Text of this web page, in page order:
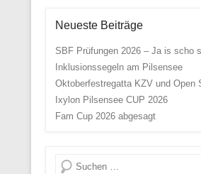
Neueste Beiträge
SBF Prüfungen 2026 – Ja is scho
Inklusionssegeln am Pilsensee
Oktoberfestregatta KZV und Open
Ixylon Pilsensee CUP 2026
Fam Cup 2026 abgesagt
Suche